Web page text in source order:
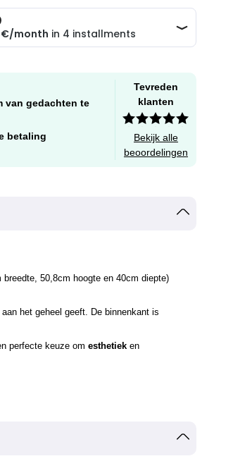
van gedachten te
betaling
Tevreden
klanten
Bekijk alle
beoordelingen
50,8cm hoogte en 40cm diepte)
het geheel geeft. De binnenkant is
perfecte keuze om esthetiek en